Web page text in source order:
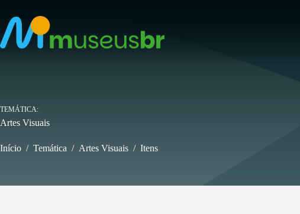
para
conteúdo
TEMÁTICA
Artes Visuais
Início / Temática / Artes Visuais / Itens